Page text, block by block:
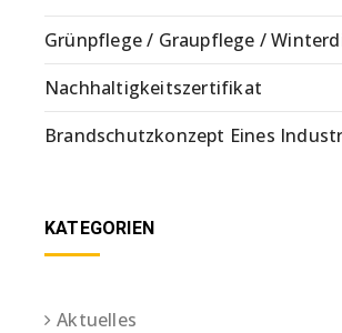
Grünpflege / Graupflege /
Nachhaltigkeitszertifikat
Brandschutzkonzept Eines
KATEGORIEN
Aktuelles